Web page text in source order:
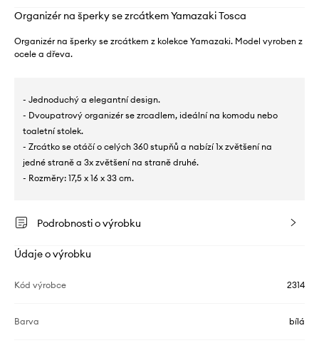
Organizér na šperky se zrcátkem Yamazaki Tosca
Organizér na šperky se zrcátkem z kolekce Yamazaki. Model vyroben z
ocele a dřeva.
- Jednoduchý a elegantní design.
- Dvoupatrový organizér se zrcadlem, ideální na komodu nebo
toaletní stolek.
- Zrcátko se otáčí o celých 360 stupňů a nabízí 1x zvětšení na
jedné straně a 3x zvětšení na straně druhé.
- Rozměry: 17,5 x 16 x 33 cm.
Podrobnosti o výrobku
Údaje o výrobku
Kód výrobce 2314
Barva bílá